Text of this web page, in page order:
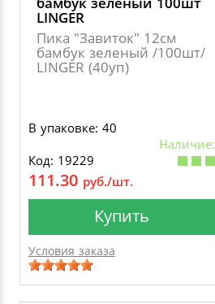
LINGER
Пика "Завиток" 12см
бамбук зеленый /100шт/
LINGER (40уп)
В упаковке: 40
Наличие:
Код: 19229
111.30 руб./шт.
Купить
Условия заказа